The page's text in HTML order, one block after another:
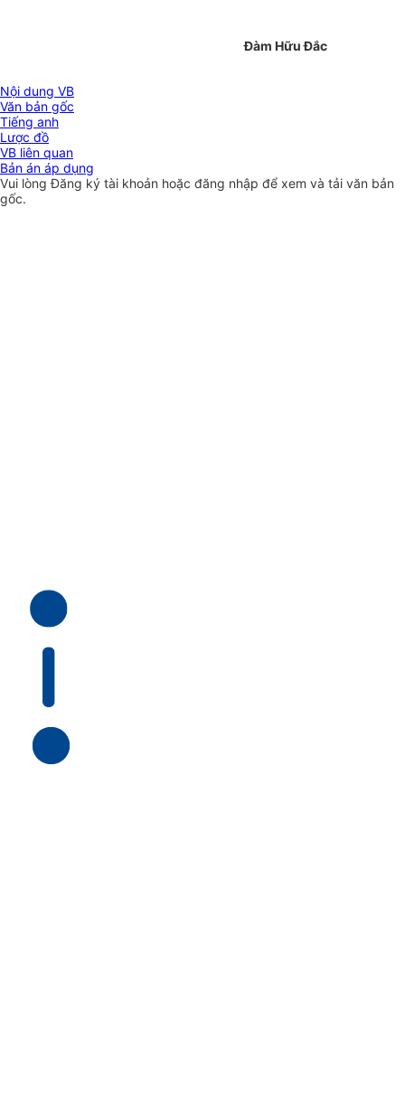
Đàm Hữu Đắc
Nội dung VB
Văn bản gốc
Tiếng anh
Lược đồ
VB liên quan
Bản án áp dụng
Vui lòngĐăng ký tài khoản hoặc đăng nhập để xem và tải văn bản
gốc.